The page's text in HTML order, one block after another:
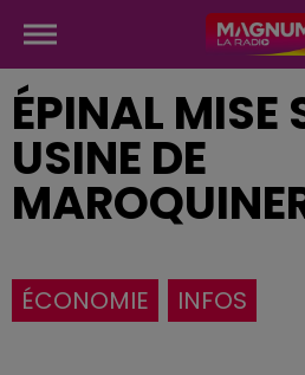
ÉPINAL MISE
USINE DE
ÉCONOMIE INFOS